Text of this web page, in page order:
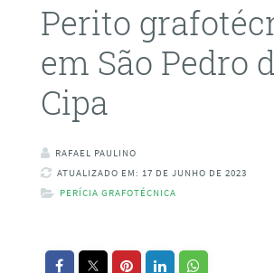
Perito
em São Pedro
Cipa
RAFAEL PAULINO
ATUALIZADO EM: 17 DE JUNHO DE 2023
PERÍCIA GRAFOTÉCNICA